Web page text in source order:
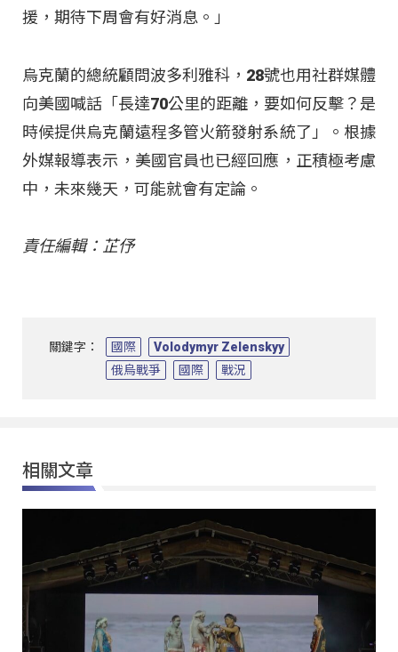
援，期待下周會有好消息。」
烏克蘭的總統顧問波多利雅科，28號也用社群媒體
向美國喊話「長達70公里的距離，要如何反擊？是
時候提供烏克蘭遠程多管火箭發射系統了」。根據
外媒報導表示，美國官員也已經回應，正積極考慮
中，未來幾天，可能就會有定論。
責任編輯：芷伃
關鍵字： 國際
Volodymyr Zelenskyy
俄烏戰爭
國際 戰況
相關文章